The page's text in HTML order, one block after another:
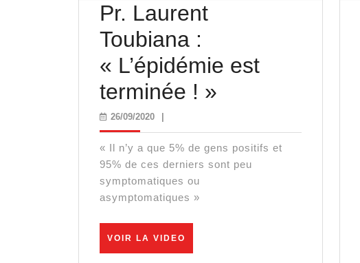
Pr. Laurent
Toubiana :
« L’épidémie est
terminée ! »
Toubiana
:
26/09/202026/09/2020
« Il n’y a que 5% de gens positifs et
95% de ces derniers sont peu
symptomatiques ou
asymptomatiques »
VOIR LA VIDEO